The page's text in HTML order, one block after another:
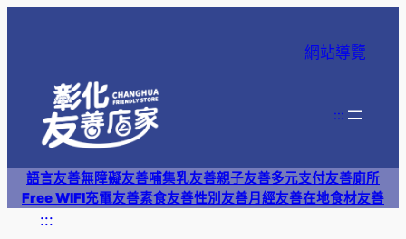
網站導覽
:::
語言友善無障礙友善哺集乳友善親子友善多元支付友善廁所
Free WIFI充電友善素食友善性別友善月經友善在地食材友善
:::